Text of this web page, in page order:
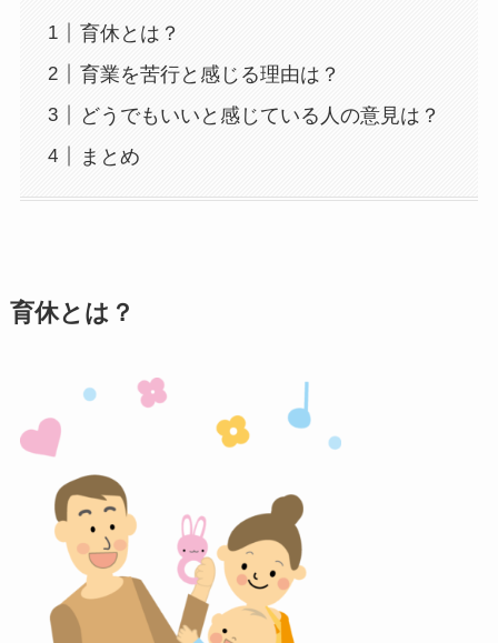
育休とは？
育業を苦行と感じる理由は？
どうでもいいと感じている人の意見は？
まとめ
育休とは？